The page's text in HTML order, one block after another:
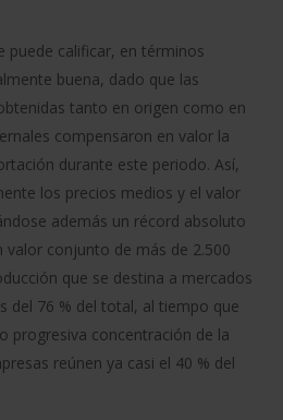
puede calificar, en términos
buena, dado que las
tanto en origen como en
compensaron en valor la
durante este periodo. Así,
los precios medios y el valor
además un récord absoluto
valor conjunto de más de 2.500
que se destina a mercados
del 76 % del total, al tiempo que
progresiva concentración de la
reúnen ya casi el 40 % del